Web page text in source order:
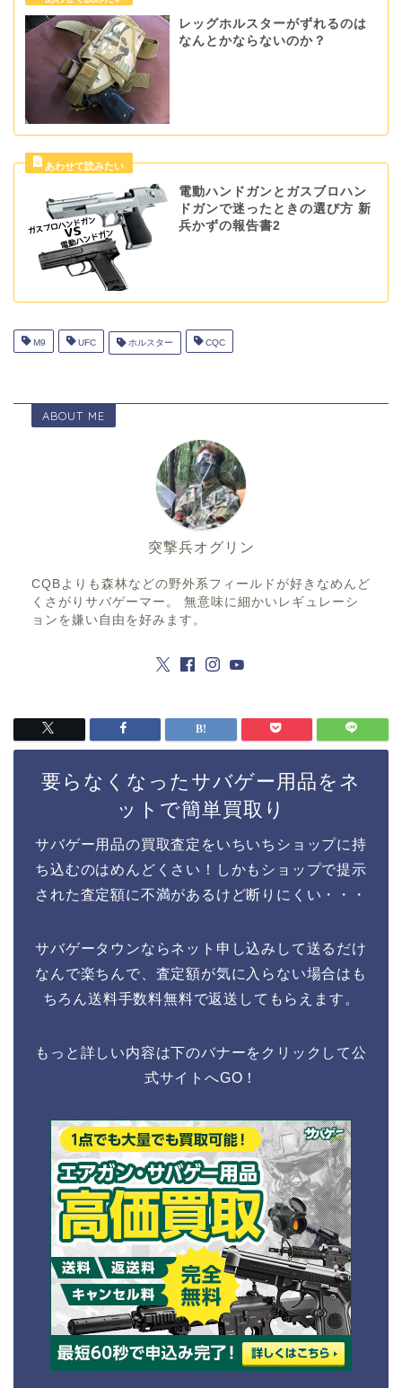
レッグホルスターがずれるのは
なんとかならないのか？
電動ハンドガンとガスブロハン
ドガンで迷ったときの選び方 新
兵かずの報告書2
M9 UFC ホルスター CQC
ABOUT ME
突撃兵オグリン
CQBよりも森林などの野外系フィールドが好きなめんど
くさがりサバゲーマー。 無意味に細かいレギュレーシ
ョンを嫌い自由を好みます。
要らなくなったサバゲー用品をネ
ットで簡単買取り
サバゲー用品の買取査定をいちいちショップに持
ち込むのはめんどくさい！しかもショップで提示
された査定額に不満があるけど断りにくい・・・
サバゲータウンならネット申し込みして送るだけ
なんで楽ちんで、査定額が気に入らない場合はも
ちろん送料手数料無料で返送してもらえます。
もっと詳しい内容は下のバナーをクリックして公
式サイトへGO！